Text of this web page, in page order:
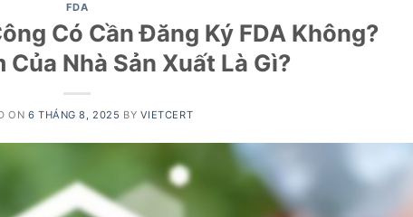
FDA
Có Cần Đăng Ký FDA Không?
Của Nhà Sản Xuất Là Gì?
ON 6 THÁNG 8, 2025 BY VIETCERT